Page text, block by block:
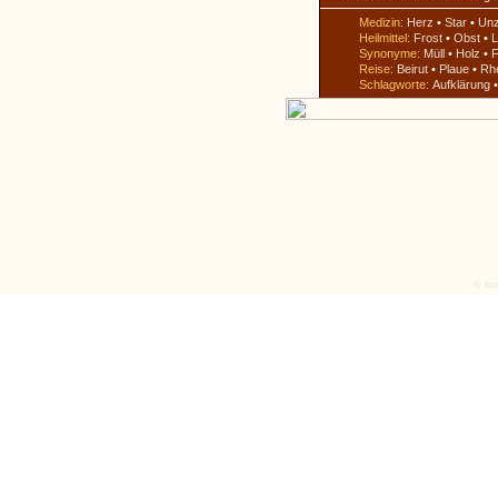
Medizin: Herz • Star •
Heilmittel: Frost • Obst •
Synonyme: Müll • Holz •
Reise: Beirut • Plaue •
Schlagworte: Aufklärung